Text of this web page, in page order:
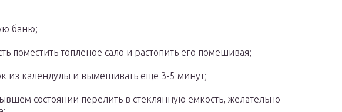
баню;
поместить топленое сало и растопить его помешивая;
из календулы и вымешивать еще 3-5 минут;
состоянии перелить в стеклянную емкость, желательно